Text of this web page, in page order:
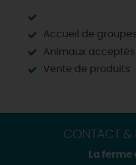
Accueil de groupes
Animaux acceptés
Vente de produits
CONTACT &
La ferme